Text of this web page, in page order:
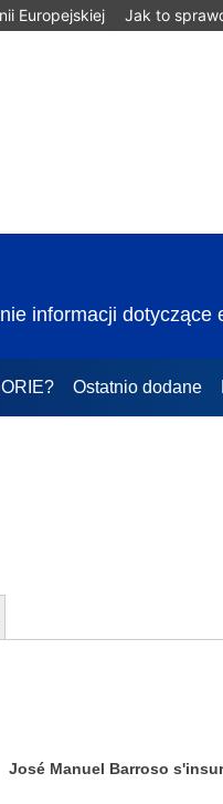
Europejskiej Jak to
informacji
Ostatnio dodane
José Manuel Barroso